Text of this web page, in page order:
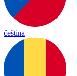
čeština